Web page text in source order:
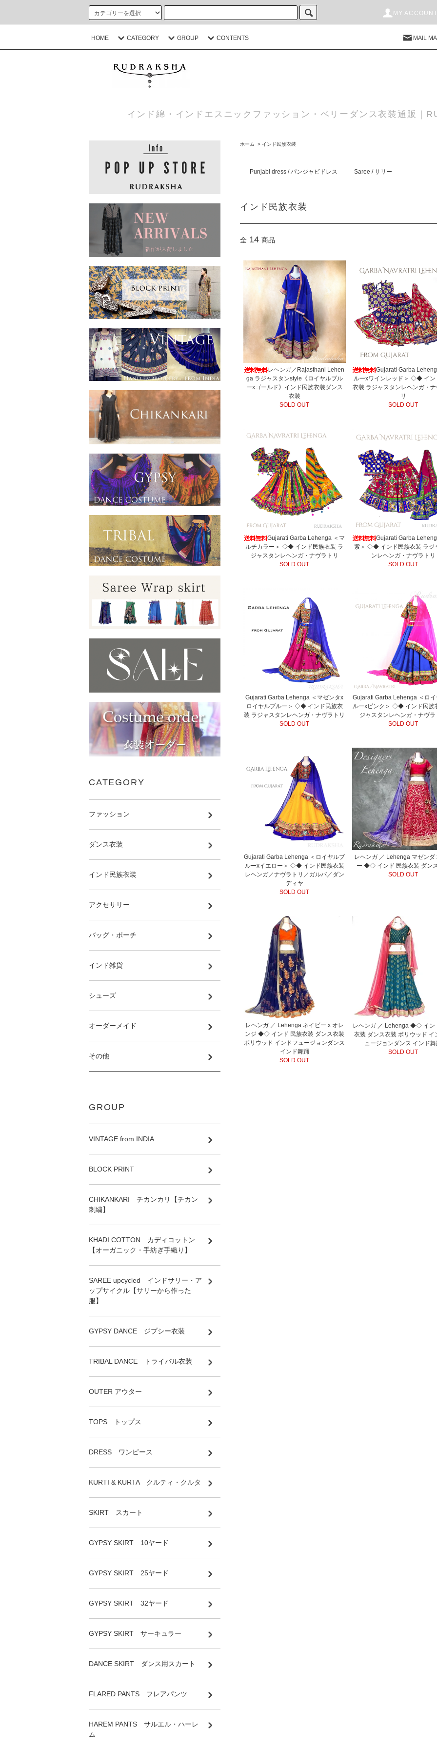
MY ACCOUNT
HOME CATEGORY GROUP CONTENTS MAIL
インド綿・インドエスニックファッション・ベリーダンス衣装通販｜
ホーム > インド民族衣装
Punjabi dress / パンジャビドレス Saree / サリー
インド民族衣装
全 14 商品
レヘンガ／Rajasthani Lehen
ga ラジャスタンstyle《ロイヤルブル
ーxゴールド》インド民族衣装ダンス
衣装
SOLD OUT
Gujarati Garba
ルーxワインレッド＞ ◇◆ イン
衣装 ラジャスタンレヘンガ・ナ
リ
SOLD OUT
Gujarati Garba Lehenga ＜マ
ルチカラー＞ ◇◆ インド民族衣装 ラ
ジャスタンレヘンガ・ナヴラトリ
SOLD OUT
Gujarati Garba
紫＞ ◇◆ インド民族衣装 ラジ
ンレヘンガ・ナヴラトリ
SOLD OUT
Gujarati Garba Lehenga ＜マゼンタx
ロイヤルブルー＞ ◇◆ インド民族衣
装 ラジャスタンレヘンガ・ナヴラトリ
SOLD OUT
Gujarati Garba Lehenga ＜ロ
ルーxピンク＞ ◇◆ インド民族
ジャスタンレヘンガ・ナヴラ
SOLD OUT
Gujarati Garba Lehenga ＜ロイヤルブ
ルーxイエロー＞ ◇◆ インド民族衣装
レヘンガ／ナヴラトリ／ガルバ／ダン
ディヤ
SOLD OUT
レヘンガ ／ Lehenga マゼンダ
ー ◆◇ インド 民族衣装 ダン
SOLD OUT
レヘンガ ／ Lehenga ネイビー x オレ
ンジ ◆◇ インド 民族衣装 ダンス衣装
ボリウッド インドフュージョンダンス
インド舞踊
SOLD OUT
レヘンガ ／ Lehenga ◆◇ イン
衣装 ダンス衣装 ボリウッド イ
ュージョンダンス インド
SOLD OUT
CATEGORY
ファッション
ダンス衣装
インド民族衣装
アクセサリー
バッグ・ポーチ
インド雑貨
シューズ
オーダーメイド
その他
GROUP
VINTAGE from INDIA
BLOCK PRINT
CHIKANKARI チカンカリ【チカン
刺繍】
KHADI COTTON カディコットン
【オーガニック・手紡ぎ手織り】
SAREE upcycled インドサリー・ア
ップサイクル【サリーから作った
服】
GYPSY DANCE ジプシー衣装
TRIBAL DANCE トライバル衣装
OUTER アウター
TOPS トップス
DRESS ワンピース
KURTI & KURTA クルティ・クルタ
SKIRT スカート
GYPSY SKIRT 10ヤード
GYPSY SKIRT 25ヤード
GYPSY SKIRT 32ヤード
GYPSY SKIRT サーキュラー
DANCE SKIRT ダンス用スカート
FLARED PANTS フレアパンツ
HAREM PANTS サルエル・ハーレ
ム